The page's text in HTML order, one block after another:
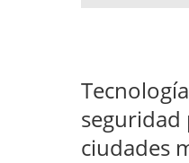
seguridad
ciudades